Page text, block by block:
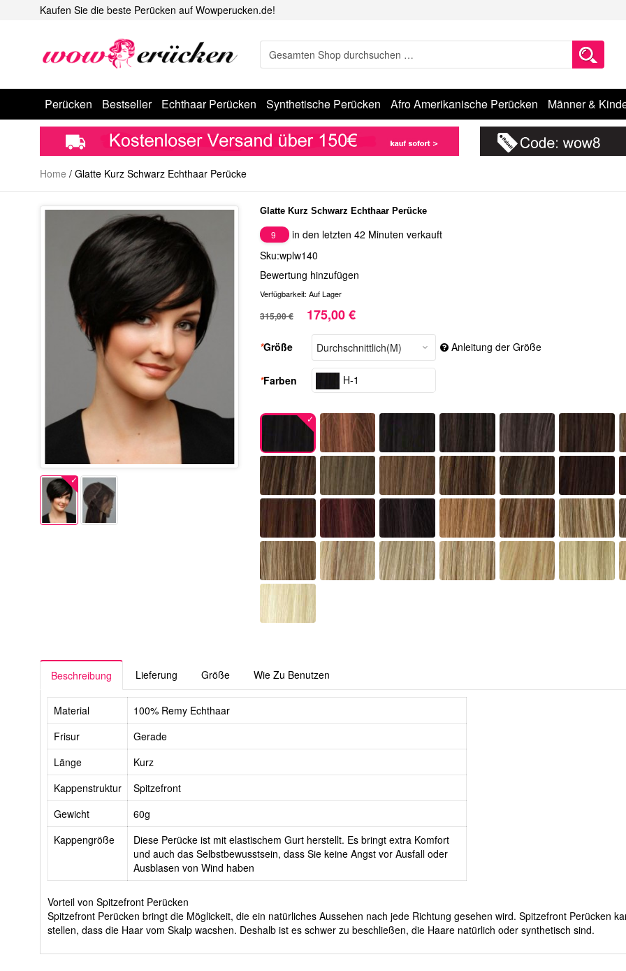
Kaufen Sie die beste Perücken auf Wowperucken.de!
Perücken Bestseller Echthaar Perücken Synthetische Perücken Afro Amerikanische Perücken Männer &
Home / Glatte Kurz Schwarz Echthaar Perücke
Glatte Kurz Schwarz Echthaar Perücke
9
in den letzten 42 Minuten verkauft
Sku:wplw140
Bewertung hinzufügen
Verfügbarkeit: Auf Lager
315,00 € 175,00 €
*Größe Anleitung der Größe
*Farben H-1
Beschreibung Lieferung Größe Wie Zu Benutzen
Material
100% Remy Echthaar
Frisur
Gerade
Länge
Kurz
Kappenstruktur
Spitzefront
Gewicht
60g
Kappengröße
Diese Perücke ist mit elastischem Gurt herstellt. Es bringt extra Komfort
und auch das Selbstbewusstsein, dass Sie keine Angst vor Ausfall oder
Ausblasen von Wind haben
Vorteil von Spitzefront Perücken
Spitzefront Perücken bringt die Möglickeit, die ein natürliches Aussehen nach jede Richtung gesehen wird. Spitzefront Perücken
stellen, dass die Haar vom Skalp wacshen. Deshalb ist es schwer zu beschließen, die Haare natürlich oder synthetisch sind.